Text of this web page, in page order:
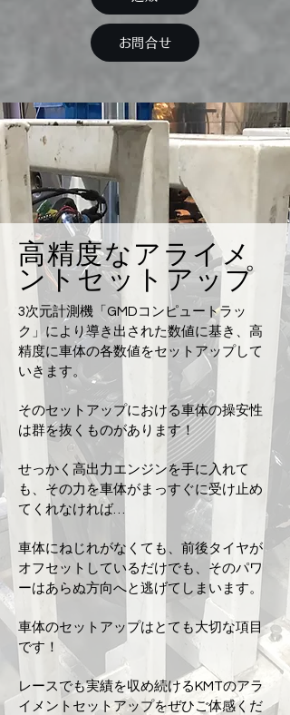
お問合せ
高精度なアライメ
ントセットアップ
3次元計測機「GMDコンピュートラッ
ク」により導き出された数値に基き、高
精度に車体の各数値をセットアップして
いきます。
そのセットアップにおける車体の操安性
は群を抜くものがあります！
せっかく高出力エンジンを手に入れて
も、その力を車体がまっすぐに受け止め
てくれなければ…
車体にねじれがなくても、前後タイヤが
オフセットしているだけでも、そのパワ
ーはあらぬ方向へと逃げてしまいます。
車体のセットアップはとても大切な項目
です！
レースでも実績を収め続けるKMTのアラ
イメントセットアップをぜひご体感くだ